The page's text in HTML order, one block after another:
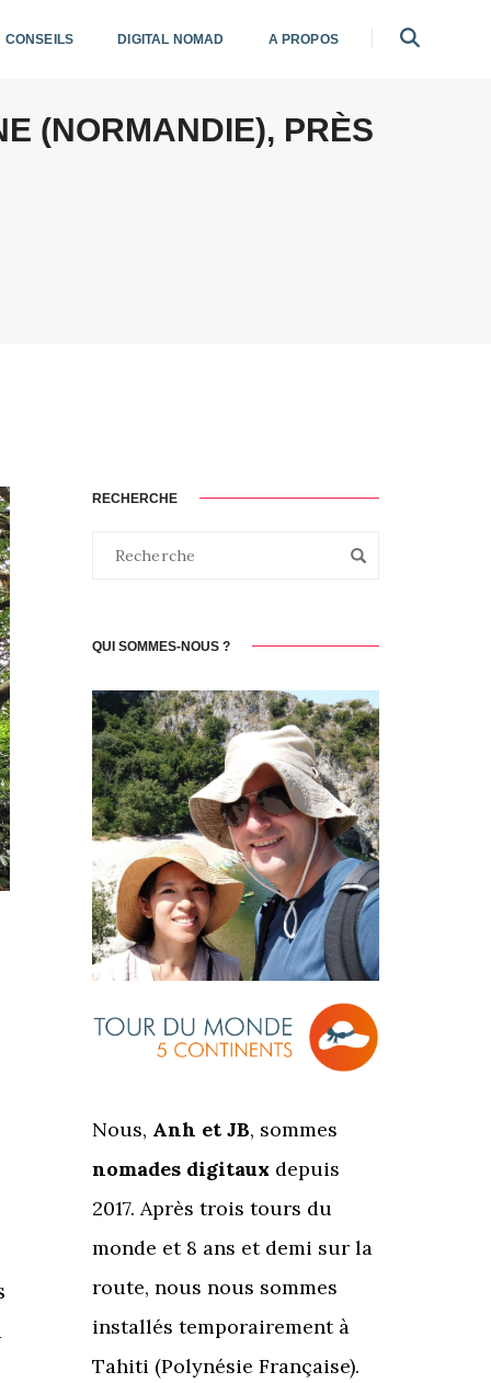
CONSEILS DIGITAL NOMAD A PROPOS
(NORMANDIE), PRÈS
RECHERCHE
QUI SOMMES-NOUS ?
Nous, Anh et JB, sommes
nomades digitaux depuis
2017. Après trois tours du
monde et 8 ans et demi sur la
route, nous nous sommes
installés temporairement à
Tahiti (Polynésie Française).